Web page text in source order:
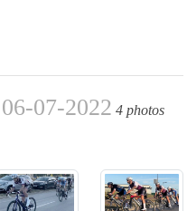
07-2022 4 photos